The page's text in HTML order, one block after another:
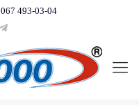
067 493-03-04